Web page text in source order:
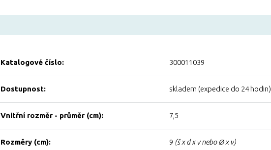
Katalogové číslo: 300011039
Dostupnost: skladem (expedice do 24 hodin)
Vnitřní rozměr - průměr (cm): 7,5
Rozměry (cm): 9 (š x d x v nebo Ø x v)